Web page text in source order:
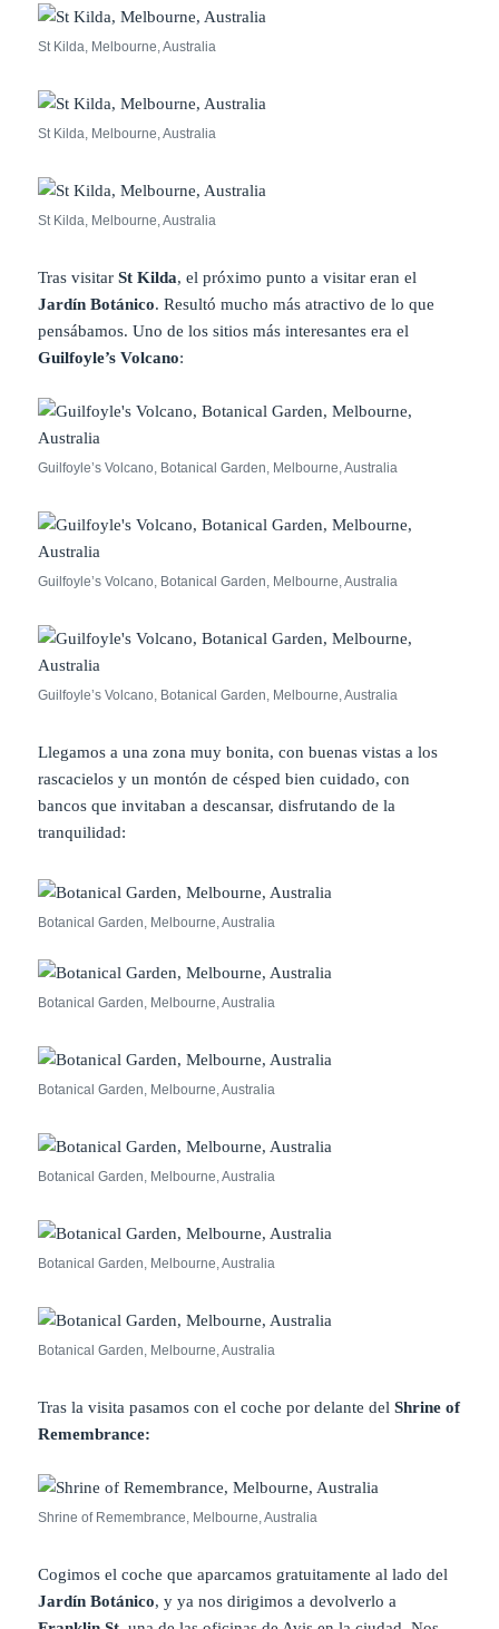
St Kilda, Melbourne, Australia
St Kilda, Melbourne, Australia
St Kilda, Melbourne, Australia
Tras visitarSt Kilda, el próximo punto a visitar eran el
Jardín Botánico. Resultó mucho más atractivo de lo que
pensábamos. Uno de los sitios más interesantes era el
Guilfoyle’s Volcano:
Guilfoyle’s Volcano, Botanical Garden, Melbourne, Australia
Guilfoyle’s Volcano, Botanical Garden, Melbourne, Australia
Guilfoyle’s Volcano, Botanical Garden, Melbourne, Australia
Llegamos a una zona muy bonita, con buenas vistas a los
rascacielos y un montón de césped bien cuidado, con
bancos que invitaban a descansar, disfrutando de la
tranquilidad:
Botanical Garden, Melbourne, Australia
Botanical Garden, Melbourne, Australia
Botanical Garden, Melbourne, Australia
Botanical Garden, Melbourne, Australia
Botanical Garden, Melbourne, Australia
Botanical Garden, Melbourne, Australia
Tras la visita pasamos con el coche por delante del Shrine of
Remembrance:
Shrine of Remembrance, Melbourne, Australia
Cogimos el coche que aparcamos gratuitamente al lado del
Jardín Botánico, y ya nos dirigimos a devolverlo a